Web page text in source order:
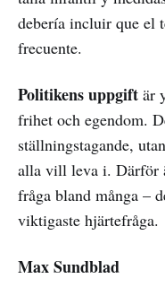
debería incluir que el
frecuente.
Politikens uppgift är
frihet och egendom.
ställningstagande,
alla vill leva i. Därför
fråga bland många –
viktigaste hjärtefråga.
Max Sundblad